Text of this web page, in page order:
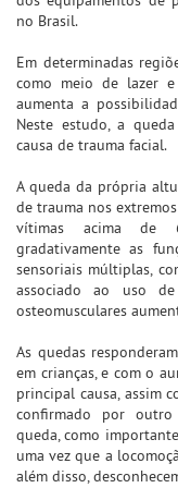
no Brasil.
Em determinadas
como meio de lazer
aumenta a
Neste estudo, a
causa de trauma facial.
A queda da própria
de trauma nos
vítimas acima de
gradativamente as
sensoriais múltiplas,
associado ao uso de
osteomusculares
As quedas
em crianças, e com o
principal causa, assim
confirmado por outro
queda, como
uma vez que a
além disso,